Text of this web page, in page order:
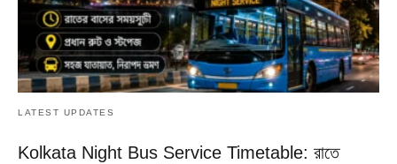
LATEST UPDATES
Kolkata Night Bus Service Timetable: রাতে